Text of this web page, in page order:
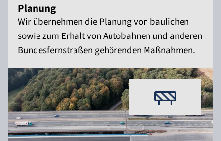
Planung
Wir übernehmen die Planung von baulichen
sowie zum Erhalt von Autobahnen und anderen
Bundesfernstraßen gehörenden Maßnahmen.